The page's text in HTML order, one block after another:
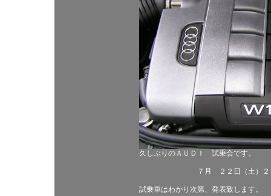
久しぶりのＡＵＤＩ 試乗会です。
７月 ２２日（土）２
試乗車はわかり次第、発表致します。